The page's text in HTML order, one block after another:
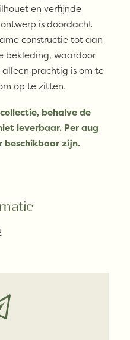
en verfijnde
is doordacht
constructie tot aan
bekleding, waardoor
prachtig is om te
op te zitten.
behalve de
leverbaar. Per aug
beschikbaar zijn.